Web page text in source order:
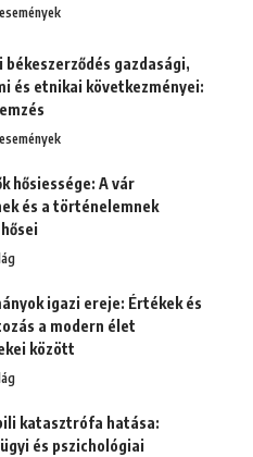
gazdasági,
és etnikai következményei:
hősiessége: A vár
és a történelemnek
igazi ereje: Értékek és
a modern élet
között
katasztrófa hatása:
és pszichológiai